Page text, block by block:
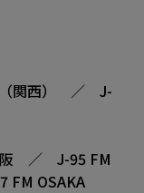
（関西） ／ J-
阪 ／ J-95 FM
OSAKA